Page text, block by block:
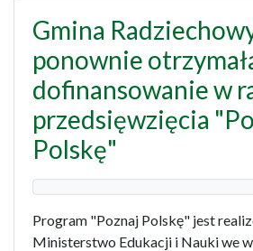
Gmina
ponownie
dofinansowanie w
przedsięwzięcia
Polskę"
Program "Poznaj Polskę" jest
Ministerstwo Edukacji i Nauki we